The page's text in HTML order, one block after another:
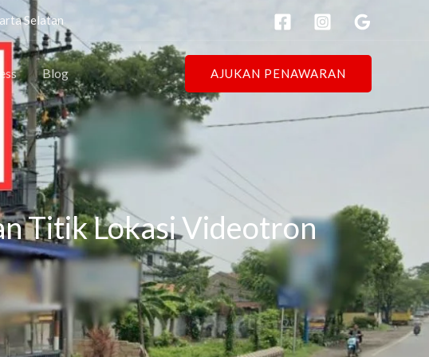
Selatan
Blog AJUKAN PENAWARAN
Titik Lokasi Videotron